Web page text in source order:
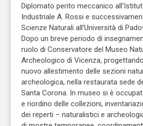
Diplomato perito meccanico
Industriale A. Rossi e
Scienze Naturali all’Università di
Dopo un breve periodo di
ruolo di Conservatore del Museo
Archeologico di Vicenza,
nuovo allestimento delle sezioni
archeologica, nella restaurata sede
Santa Corona. In museo si è
e riordino delle collezioni,
dei reperti – naturalistici e